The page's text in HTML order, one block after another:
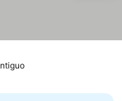
Ver precios